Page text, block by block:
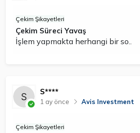
Çekim Şikayetleri
Çekim Süreci Yavaş
İşlem yapmakta herhangi bir so..
S****
1 ay önce Avis Investment
Çekim Şikayetleri